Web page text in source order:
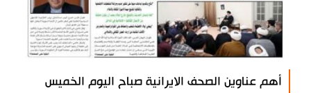
أهم عناوين الصحف الايرانية صباح اليوم الخميس